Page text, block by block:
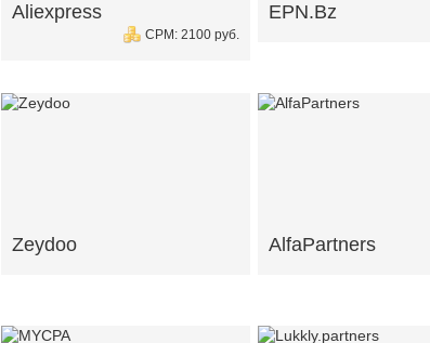
Aliexpress
CPM: 2100 руб.
EPN.Bz
Zeydoo AlfaPartners